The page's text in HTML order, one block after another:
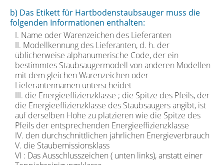
b) Das Etikett für Hartbodenstaubsauger muss die
folgenden Informationen enthalten:
I. Name oder Warenzeichen des Lieferanten
II. Modellkennung des Lieferanten, d. h. der
üblicherweise alphanumerische Code, der ein
bestimmtes Staubsaugermodell von anderen Modellen
mit dem gleichen Warenzeichen oder
Lieferantennamen unterscheidet
III. die Energieeffizienzklasse ; die Spitze des Pfeils, der
die Energieeffizienzklasse des Staubsaugers angibt, ist
auf derselben Höhe zu platzieren wie die Spitze des
Pfeils der entsprechenden Energieeffizienzklasse
IV. den durchschnittlichen jährlichen Energieverbrauch
V. die Staubemissionsklass
VI : Das Ausschlusszeichen ( unten links), anstatt einer